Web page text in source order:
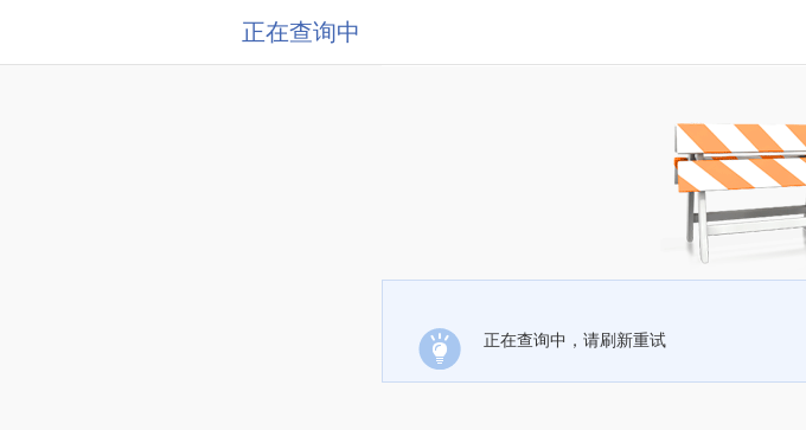
正在查询中
正在查询中，请刷新重试